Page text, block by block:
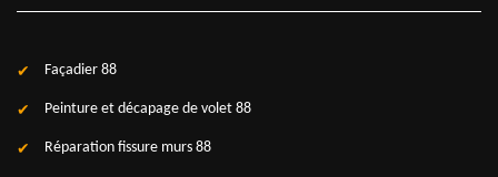
Façadier 88
Peinture et décapage de volet 88
Réparation fissure murs 88